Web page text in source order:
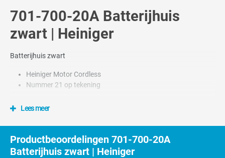
701-700-20A Batterijhuis
zwart | Heiniger
Batterijhuis zwart
Heiniger Motor Cordless
Nummer 21 op tekening
Lees meer
Productbeoordelingen 701-700-20A
Batterijhuis zwart | Heiniger